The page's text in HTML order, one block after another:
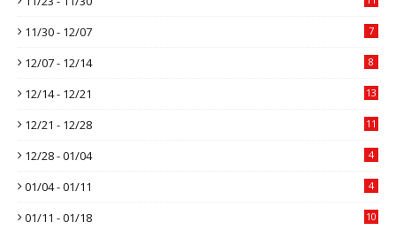
11/30 - 12/07 7
12/07 - 12/14 8
12/14 - 12/21 13
12/21 - 12/28 11
12/28 - 01/04 4
01/04 - 01/11 4
01/11 - 01/18 10